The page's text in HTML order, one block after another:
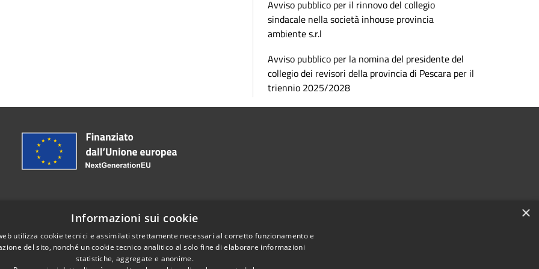
Avviso pubblico per il rinnovo del collegio
sindacale nella società inhouse provincia
ambiente s.r.l
Avviso pubblico per la nomina del presidente del
collegio dei revisori della provincia di Pescara per il
triennio 2025/2028
085.37241
×
Informazioni sui cookie
utilizza cookie tecnici e assimilati strettamente necessari al corretto funzionamento e
del sito, nonché un cookie tecnico analitico al solo fine di elaborare informazioni
statistiche, aggregate e anonime.